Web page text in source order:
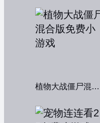
植物大战僵尸混合版